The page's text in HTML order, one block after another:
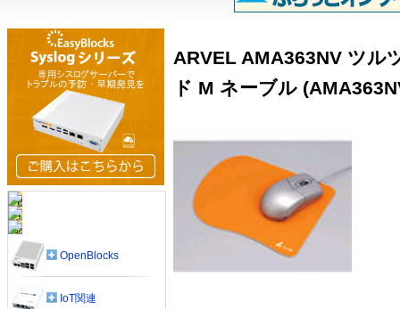
ARVEL AMA363NV ツル
ド M ネーブル
OpenBlocks
IoT関連